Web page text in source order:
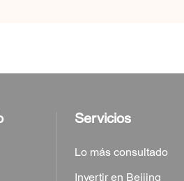
Servicios
Lo más consultado
Invertir en Beijing